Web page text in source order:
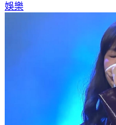
娛樂